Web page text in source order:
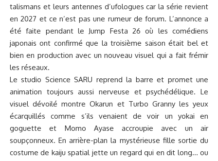
talismans et leurs antennes d’ufologues car la série revient
en 2027 et ce n’est pas une rumeur de forum. L’annonce a
été faite pendant le Jump Festa 26 où les comédiens
japonais ont confirmé que la troisième saison était bel et
bien en production avec un nouveau visuel qui a fait frémir
les réseaux.
Le studio Science SARU reprend la barre et promet une
animation toujours aussi nerveuse et psychédélique. Le
visuel dévoilé montre Okarun et Turbo Granny les yeux
écarquillés comme s’ils venaient de voir un yokai en
goguette et Momo Ayase accroupie avec un air
soupçonneux. En arrière-plan la mystérieuse fille sortie du
costume de kaiju spatial jette un regard qui en dit long… ou